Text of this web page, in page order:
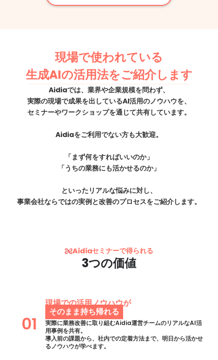
現場で使われている
生成AIの活用法をご紹介します
Aidiaでは、業界や企業規模を問わず、
実際の現場で成果を出しているAI活用のノウハウを、
セミナーやワークショップを通じて共有しています。
Aidiaをご利用でない方も大歓迎。
「まず何をすればいいのか」
「うちの業務にも活かせるのか」
といったリアルな悩みに対し、
事業会社ならではの実例と改善のプロセスをご紹介します。
セミナーで得られる
3つの価値
01
現場での活用ノウハウが
そのまま持ち帰れる
実際に業務改善に取り組むAidia運営チームのリアルなAI活
用事例を共有。
導入前の課題から、社内での定着方法まで、明日から活かせ
るノウハウが学べます。